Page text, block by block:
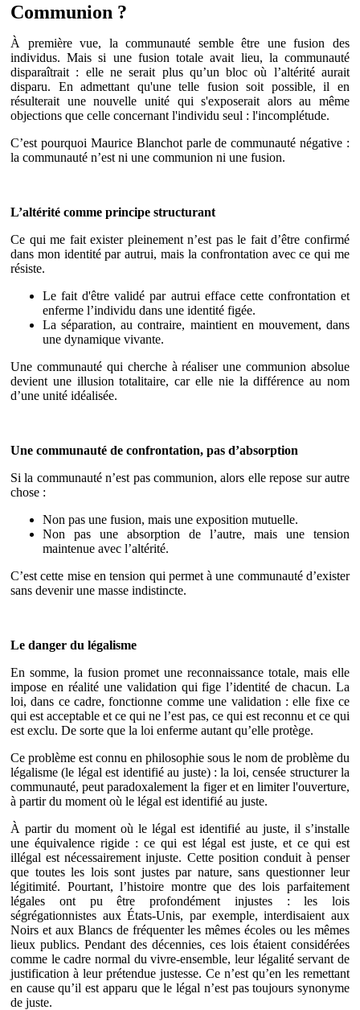
Communion ?
À première vue, la communauté semble être une fusion des
individus. Mais si une fusion totale avait lieu, la communauté
disparaîtrait : elle ne serait plus qu’un bloc où l’altérité aurait
disparu. En admettant qu'une telle fusion soit possible, il en
résulterait une nouvelle unité qui s'exposerait alors au même
objections que celle concernant l'individu seul : l'incomplétude.
C’est pourquoi Maurice Blanchot parle de communauté négative :
la communauté n’est ni une communion ni une fusion.
L’altérité comme principe structurant
Ce qui me fait exister pleinement n’est pas le fait d’être confirmé
dans mon identité par autrui, mais la confrontation avec ce qui me
résiste.
Le fait d'être validé par autrui efface cette confrontation et
enferme l’individu dans une identité figée.
La séparation, au contraire, maintient en mouvement, dans
une dynamique vivante.
Une communauté qui cherche à réaliser une communion absolue
devient une illusion totalitaire, car elle nie la différence au nom
d’une unité idéalisée.
Une communauté de confrontation, pas d’absorption
Si la communauté n’est pas communion, alors elle repose sur autre
chose :
Non pas une fusion, mais une exposition mutuelle.
Non pas une absorption de l’autre, mais une tension
maintenue avec l’altérité.
C’est cette mise en tension qui permet à une communauté d’exister
sans devenir une masse indistincte.
Le danger du légalisme
En somme, la fusion promet une reconnaissance totale, mais elle
impose en réalité une validation qui fige l’identité de chacun. La
loi, dans ce cadre, fonctionne comme une validation : elle fixe ce
qui est acceptable et ce qui ne l’est pas, ce qui est reconnu et ce qui
est exclu. De sorte que la loi enferme autant qu’elle protège.
Ce problème est connu en philosophie sous le nom de problème du
légalisme (le légal est identifié au juste) : la loi, censée structurer la
communauté, peut paradoxalement la figer et en limiter l'ouverture,
à partir du moment où le légal est identifié au juste.
À partir du moment où le légal est identifié au juste, il s’installe
une équivalence rigide : ce qui est légal est juste, et ce qui est
illégal est nécessairement injuste. Cette position conduit à penser
que toutes les lois sont justes par nature, sans questionner leur
légitimité. Pourtant, l’histoire montre que des lois parfaitement
légales ont pu être profondément injustes : les lois
ségrégationnistes aux États-Unis, par exemple, interdisaient aux
Noirs et aux Blancs de fréquenter les mêmes écoles ou les mêmes
lieux publics. Pendant des décennies, ces lois étaient considérées
comme le cadre normal du vivre-ensemble, leur légalité servant de
justification à leur prétendue justesse. Ce n’est qu’en les remettant
en cause qu’il est apparu que le légal n’est pas toujours synonyme
de juste.